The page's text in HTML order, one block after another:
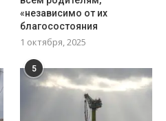
«независимо от их
благосостояния
1 октября, 2025
5